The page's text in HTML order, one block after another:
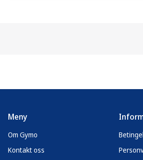
Meny
Om Gymo
Kontakt oss